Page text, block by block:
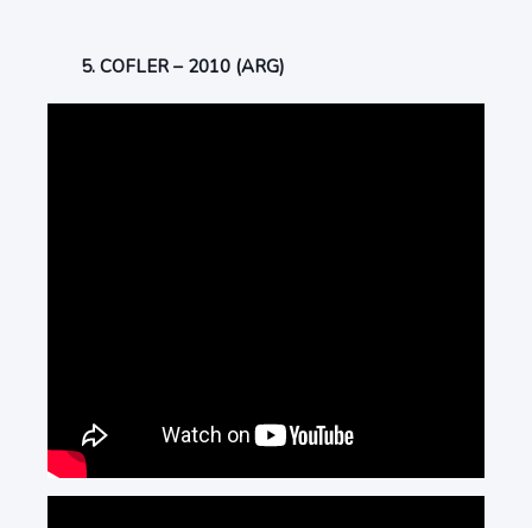
5. COFLER – 2010 (ARG)